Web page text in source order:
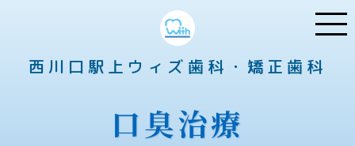
西川口駅上ウィズ歯科・矯正歯科
口臭治療